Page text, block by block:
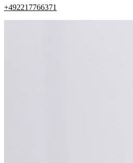
+492217766371